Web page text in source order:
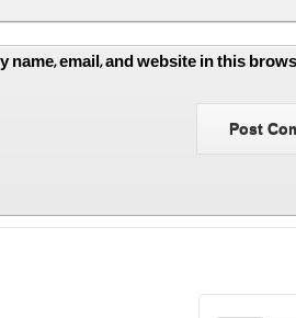
name, email, and website in this